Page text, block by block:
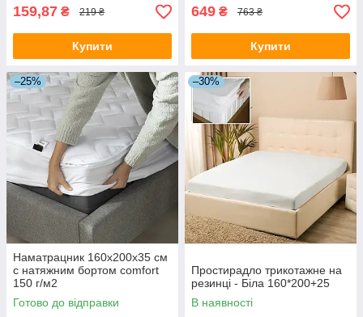
159,87 ₴ 219 ₴
Купити
649 ₴ 763 ₴
Купити
–25%
Наматрацник 160х200х35 см
с натяжним бортом comfort
150 г/м2
Готово до відправки
–30%
Простирадло трикотажне на
резинці - Біла 160*200+25
В наявності